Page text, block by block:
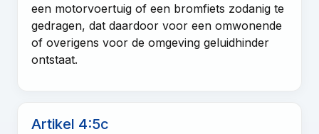
een motorvoertuig of een bromfiets zodanig te
gedragen, dat daardoor voor een omwonende
of overigens voor de omgeving geluidhinder
ontstaat.
Artikel 4:5c